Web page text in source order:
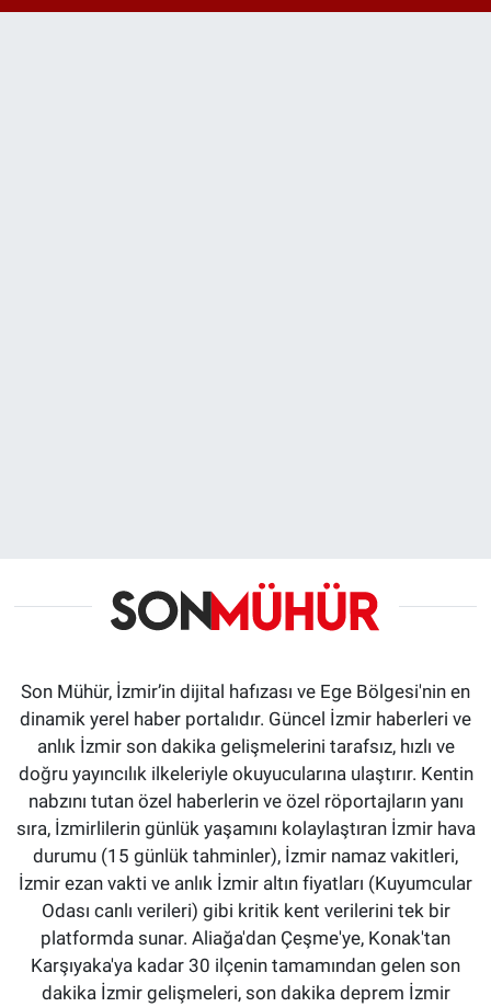
Son Mühür, İzmir’in dijital hafızası ve Ege Bölgesi'nin en
dinamik yerel haber portalıdır. Güncel İzmir haberleri ve
anlık İzmir son dakika gelişmelerini tarafsız, hızlı ve
doğru yayıncılık ilkeleriyle okuyucularına ulaştırır. Kentin
nabzını tutan özel haberlerin ve özel röportajların yanı
sıra, İzmirlilerin günlük yaşamını kolaylaştıran İzmir hava
durumu (15 günlük tahminler), İzmir namaz vakitleri,
İzmir ezan vakti ve anlık İzmir altın fiyatları (Kuyumcular
Odası canlı verileri) gibi kritik kent verilerini tek bir
platformda sunar. Aliağa'dan Çeşme'ye, Konak'tan
Karşıyaka'ya kadar 30 ilçenin tamamından gelen son
dakika İzmir gelişmeleri, son dakika deprem İzmir